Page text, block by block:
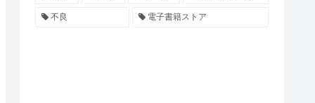
不良 電子書籍ストア